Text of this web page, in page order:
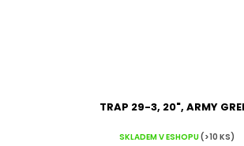
TRAP 29-3, 20", ARMY
SKLADEM V ESHOPU(>10 KS)